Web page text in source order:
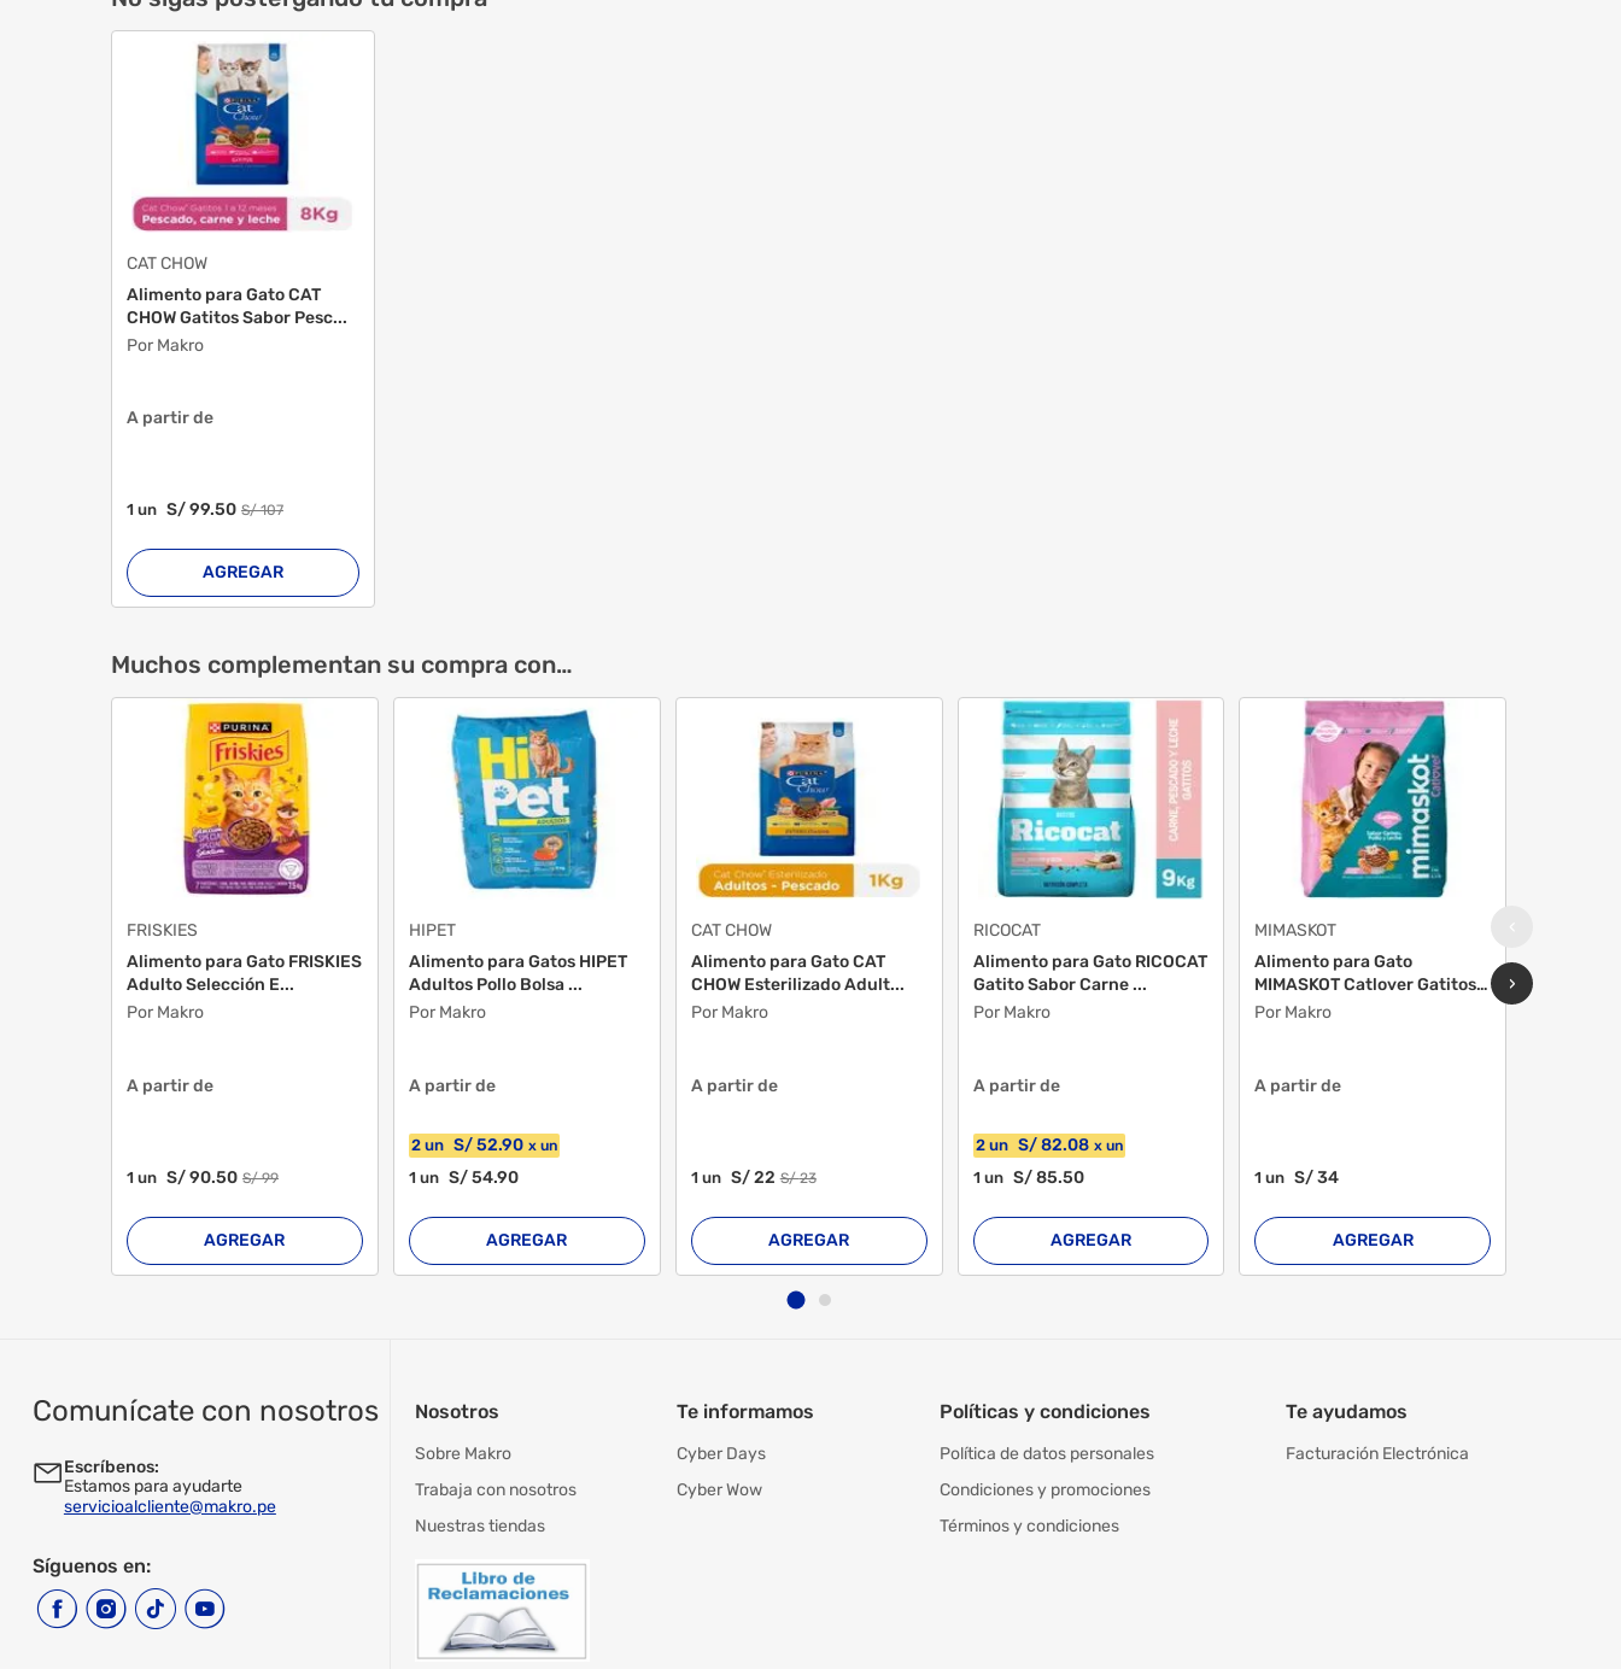
Porción Sugerida
Sabor
Tamaño De La Raza
Advertencias De Almacenamiento
CAT CHOW
Alimento para Gato CAT
CHOW Gatitos Sabor Pesc...
Por Makro
A partir de
1 un S/99.50 S/107
AGREGAR
Muchos complementan su compra con…
FRISKIES
Alimento para Gato FRISKIES
Adulto Selección E...
Por Makro
A partir de
1 un S/90.50 S/99
AGREGAR
HIPET
Alimento para Gatos HIPET
Adultos Pollo Bolsa ...
Por Makro
A partir de
2 un S/52.90 x un
1 un S/54.90
AGREGAR
CAT CHOW
Alimento para Gato CAT
CHOW Esterilizado Adult...
Por Makro
A partir de
1 un S/22 S/23
AGREGAR
RICOCAT
Alimento para Gato RICOCAT
Gatito Sabor Carne ...
Por Makro
A partir de
2 un S/82.08 x un
1 un S/85.50
AGREGAR
MIMASKOT
Alimento para Gato
MIMASKOT Catlover Gatitos
S...
Por Makro
A partir de
1un S/34
AGREGAR
›
Comunícate con nosotros
Escríbenos:
Estamos para ayudarte
servicioalcliente@makro.pe
Síguenos en:
Nosotros
Sobre Makro
Trabaja con nosotros
Nuestras tiendas
Te informamos
Cyber Days
Cyber Wow
Políticas y condiciones
Política de datos personales
Condiciones y promociones
Términos y condiciones
Te ayudamos
Facturación Electrónica